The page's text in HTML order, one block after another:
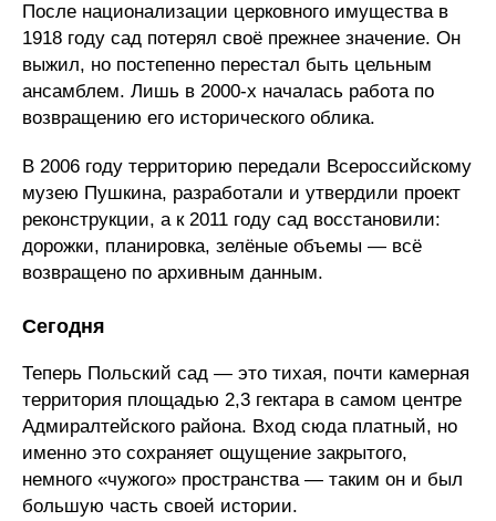
После национализации церковного имущества в
1918 году сад потерял своё прежнее значение. Он
выжил, но постепенно перестал быть цельным
ансамблем. Лишь в 2000-х началась работа по
возвращению его исторического облика.
В 2006 году территорию передали Всероссийскому
музею Пушкина, разработали и утвердили проект
реконструкции, а к 2011 году сад восстановили:
дорожки, планировка, зелёные объемы — всё
возвращено по архивным данным.
Сегодня
Теперь Польский сад — это тихая, почти камерная
территория площадью 2,3 гектара в самом центре
Адмиралтейского района. Вход сюда платный, но
именно это сохраняет ощущение закрытого,
немного «чужого» пространства — таким он и был
большую часть своей истории.